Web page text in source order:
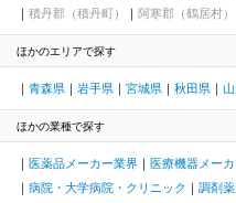
積丹郡（積丹町）
阿寒郡（鶴居村）
ほかのエリアで探す
青森県 岩手県 宮城県 秋田県
ほかの業種で探す
医薬品メーカー業界 医療機器メー
病院・大学病院・クリニック
調剤